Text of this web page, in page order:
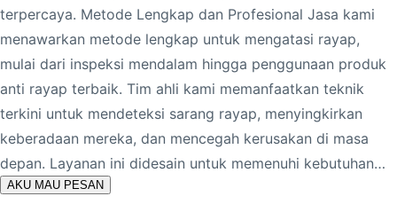
terpercaya. Metode Lengkap dan Profesional Jasa kami
menawarkan metode lengkap untuk mengatasi rayap,
mulai dari inspeksi mendalam hingga penggunaan produk
anti rayap terbaik. Tim ahli kami memanfaatkan teknik
terkini untuk mendeteksi sarang rayap, menyingkirkan
keberadaan mereka, dan mencegah kerusakan di masa
depan. Layanan ini didesain untuk memenuhi kebutuhan…
AKU MAU PESAN